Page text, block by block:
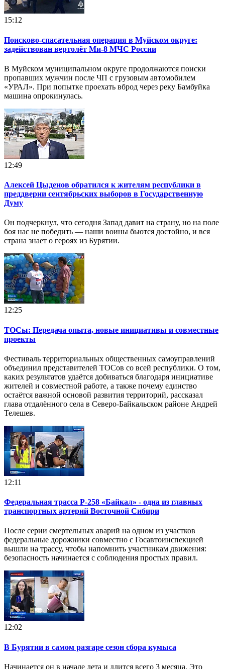
15:12
Поисково‑спасательная операция в Муйском округе:
задействован вертолёт Ми‑8 МЧС России
В Муйском муниципальном округе продолжаются поиски
пропавших мужчин после ЧП с грузовым автомобилем
«УРАЛ». При попытке проехать вброд через реку Бамбуйка
машина опрокинулась.
12:49
Алексей Цыденов обратился к жителям республики в
преддверии сентябрьских выборов в Государственную
Думу
Он подчеркнул, что сегодня Запад давит на страну, но на поле
боя нас не победить — наши воины бьются достойно, и вся
страна знает о героях из Бурятии.
12:25
ТОСы: Передача опыта, новые инициативы и совместные
проекты
Фестиваль территориальных общественных самоуправлений
объединил представителей ТОСов со всей республики. О том,
каких результатов удаётся добиваться благодаря инициативе
жителей и совместной работе, а также почему единство
остаётся важной основой развития территорий, рассказал
глава отдалённого села в Северо-Байкальском районе Андрей
Телешев.
12:11
Федеральная трасса Р-258 «Байкал» - одна из главных
транспортных артерий Восточной Сибири
После серии смертельных аварий на одном из участков
федеральные дорожники совместно с Госавтоинспекцией
вышли на трассу, чтобы напомнить участникам движения:
безопасность начинается с соблюдения простых правил.
12:02
В Бурятии в самом разгаре сезон сбора кумыса
Начинается он в начале лета и длится всего 3 месяца. Это